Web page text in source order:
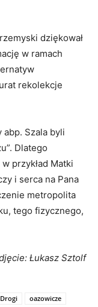
dziękował
w ramach
rekolekcje
Szala byli
Dlatego
przykład Matki
i serca na Pana
metropolita
tego fizycznego,
Łukasz Sztolf
oazowicze